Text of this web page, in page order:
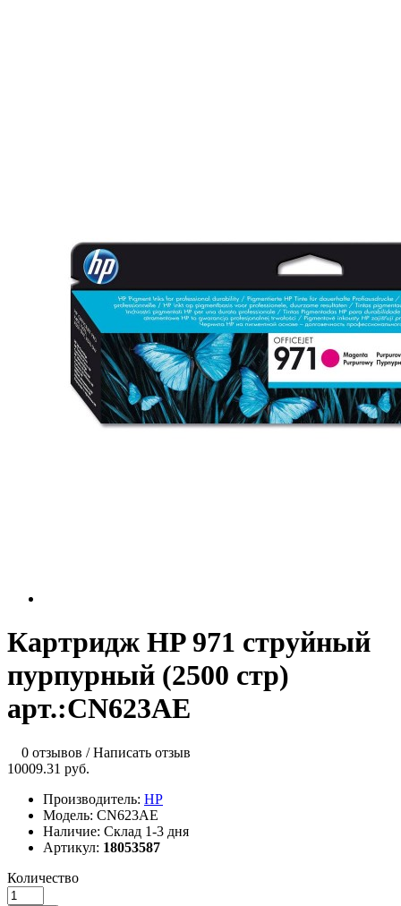
Картридж HP 971 струйный
пурпурный (2500 стр)
арт.:CN623AE
0 отзывов /Написать отзыв
10009.31 руб.
Производитель: HP
Модель: CN623AE
Наличие: Склад 1-3 дня
Артикул: 18053587
Количество